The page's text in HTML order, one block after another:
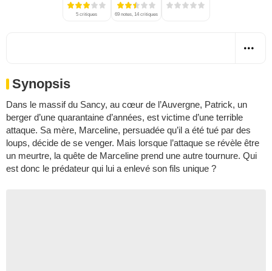
5 critiques 69 notes, 14 critiques
Synopsis
Dans le massif du Sancy, au cœur de l’Auvergne, Patrick, un
berger d’une quarantaine d’années, est victime d’une terrible
attaque. Sa mère, Marceline, persuadée qu’il a été tué par des
loups, décide de se venger. Mais lorsque l’attaque se révèle être
un meurtre, la quête de Marceline prend une autre tournure. Qui
est donc le prédateur qui lui a enlevé son fils unique ?